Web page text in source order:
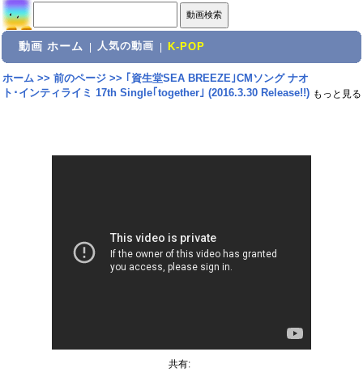
動画 ホーム 人気の動画 K-POP
ホーム>> 前のページ>> ｢資生堂SEA BREEZE｣CMソング ナオ
ト･インティライミ 17th Single｢together｣ (2016.3.30 Release!!) もっと見る
共有: